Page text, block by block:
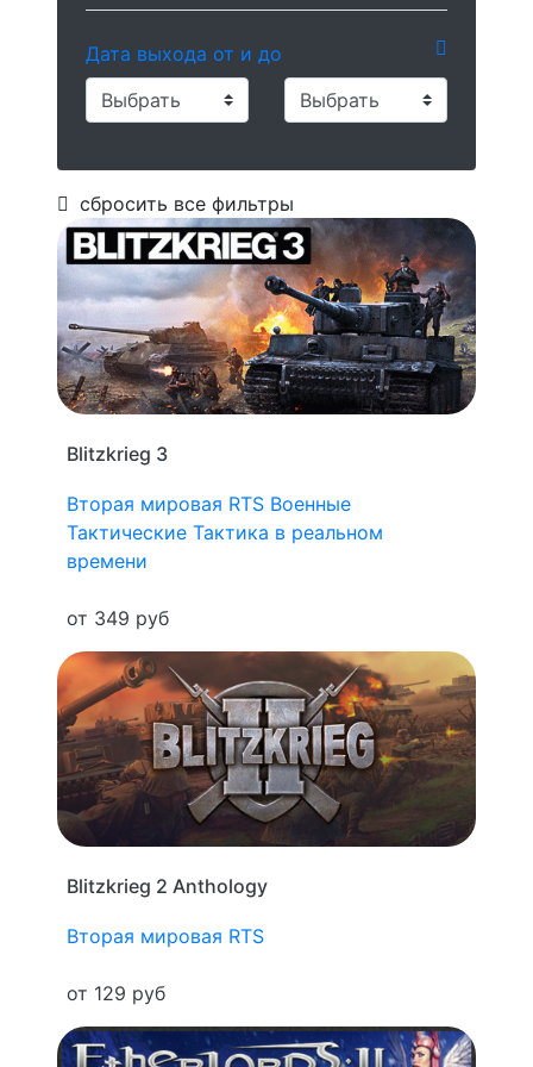
Blitzkrieg 3
Вторая мировая RTS Военные
Тактические Тактика в реальном
времени
от 349 руб
Blitzkrieg 2 Anthology
Вторая мировая RTS
от 129 руб
Дата выхода от и до
сбросить все фильтры